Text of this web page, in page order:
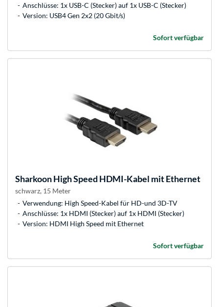
Anschlüsse: 1x USB-C (Stecker) auf 1x USB-C (Stecker)
Version: USB4 Gen 2x2 (20 Gbit/s)
Sofort verfügbar
SharkoonHigh Speed HDMI-Kabel mit Ethernet
schwarz, 15 Meter
Verwendung: High Speed-Kabel für HD-und 3D-TV
Anschlüsse: 1x HDMI (Stecker) auf 1x HDMI (Stecker)
Version: HDMI High Speed mit Ethernet
Sofort verfügbar